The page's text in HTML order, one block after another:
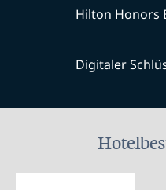
Hilton Honors
Digitaler